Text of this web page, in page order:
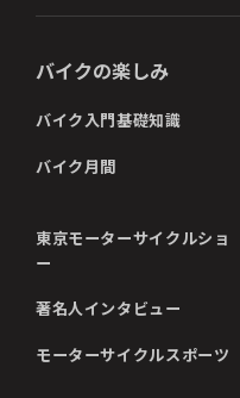
バイクの楽しみ
バイク入門基礎知識
バイク月間
東京モーターサイクルショ
ー
著名人インタビュー
モーターサイクルスポーツ